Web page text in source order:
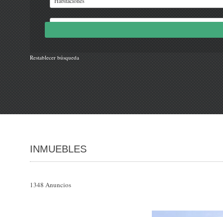
Restablecer búsqueda
INMUEBLES
1348 Anuncios